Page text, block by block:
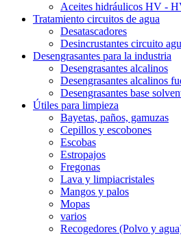
Aceites hidráulicos HV -
Tratamiento circuitos de agua
Desatascadores
Desincrustantes circuito
Desengrasantes para la industria
Desengrasantes alcalinos
Desengrasantes alcalinos
Desengrasantes base
Útiles para limpieza
Bayetas, paños, gamuzas
Cepillos y escobones
Escobas
Estropajos
Fregonas
Lava y limpiacristales
Mangos y palos
Mopas
varios
Recogedores (Polvo y